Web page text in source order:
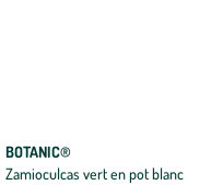
BOTANIC®
Zamioculcas vert en pot blanc